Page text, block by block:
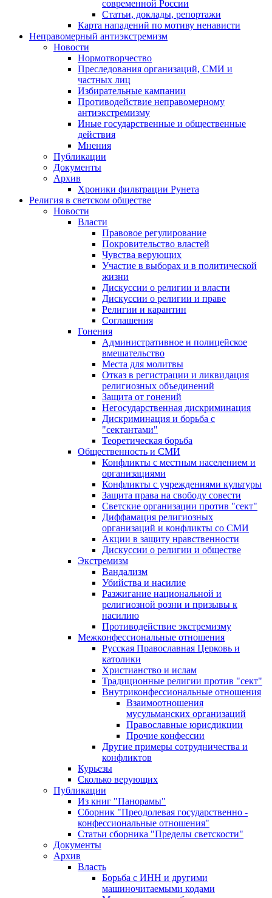
современной России
Статьи, доклады, репортажи
Карта нападений по мотиву ненависти
Неправомерный антиэкстремизм
Новости
Нормотворчество
Преследования организаций, СМИ и
частных лиц
Избирательные кампании
Противодействие неправомерному
антиэкстремизму
Иные государственные и общественные
действия
Мнения
Публикации
Документы
Архив
Хроники фильтрации Рунета
Религия в светском обществе
Новости
Власти
Правовое регулирование
Покровительство властей
Чувства верующих
Участие в выборах и в политической
жизни
Дискуссии о религии и власти
Дискуссии о религии и праве
Религии и карантин
Соглашения
Гонения
Административное и полицейское
вмешательство
Места для молитвы
Отказ в регистрации и ликвидация
религиозных объединений
Защита от гонений
Негосударственная дискриминация
Дискриминация и борьба с
"сектантами"
Теоретическая борьба
Общественность и СМИ
Конфликты с местным населением и
организациями
Конфликты с учреждениями культуры
Защита права на свободу совести
Светские организации против "сект"
Диффамация религиозных
организаций и конфликты со СМИ
Акции в защиту нравственности
Дискуссии о религии и обществе
Экстремизм
Вандализм
Убийства и насилие
Разжигание национальной и
религиозной розни и призывы к
насилию
Противодействие экстремизму
Межконфессиональные отношения
Русская Православная Церковь и
католики
Христианство и ислам
Традиционные религии против "сект"
Внутриконфессиональные отношения
Взаимоотношения
мусульманских организаций
Православные юрисдикции
Прочие конфессии
Другие примеры сотрудничества и
конфликтов
Курьезы
Сколько верующих
Публикации
Из книг "Панорамы"
Сборник "Преодолевая государственно -
конфессиональные отношения"
Статьи сборника "Пределы светскости"
Документы
Архив
Власть
Борьба с ИНН и другими
машиночитаемыми кодами